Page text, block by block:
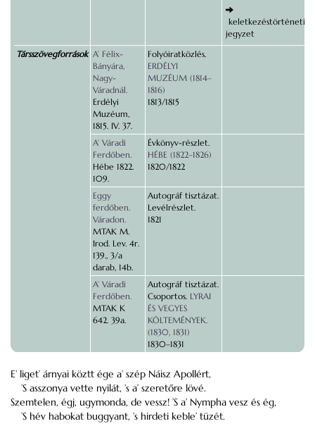
keletkezéstörténeti
jegyzet
Társszövegforrások A’ Félix-
Bányára,
Nagy-
Váradnál.
Erdélyi
Muzéum,
1815. IV. 37.
Folyóiratközlés.
ERDÉLYI
MUZÉUM (1814–
1816)
1813/1815
A’ Váradi
Ferdőben.
Hébe 1822.
109.
Évkönyv-részlet.
HÉBE (1822–1826)
1820/1822
Eggy
ferdőben.
Váradon.
MTAK M.
Irod. Lev. 4r.
139., 3/a
darab, 14b.
Autográf tisztázat.
Levélrészlet.
1821
A’ Váradi
Ferdőben.
MTAK K
642. 39a.
Autográf tisztázat.
Csoportos. LYRAI
ÉS VEGYES
KÖLTEMÉNYEK.
(1830, 1831)
1830–1831
E’ liget’ árnyai köztt ége a’ szép Náisz Apollért,
’S asszonya vette nyilát, ’s a’ szeretőre lövé.
Szemtelen, égj, ugymonda, de vessz! ’S a’ Nympha vesz és ég,
’S hév habokat buggyant, ’s hirdeti keble’ tüzét.